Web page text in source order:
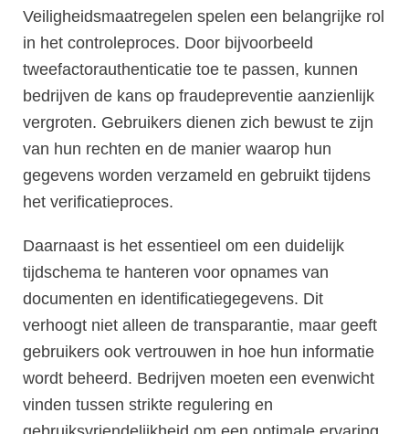
Veiligheidsmaatregelen spelen een belangrijke rol
in het controleproces. Door bijvoorbeeld
tweefactorauthenticatie toe te passen, kunnen
bedrijven de kans op fraudepreventie aanzienlijk
vergroten. Gebruikers dienen zich bewust te zijn
van hun rechten en de manier waarop hun
gegevens worden verzameld en gebruikt tijdens
het verificatieproces.
Daarnaast is het essentieel om een duidelijk
tijdschema te hanteren voor opnames van
documenten en identificatiegegevens. Dit
verhoogt niet alleen de transparantie, maar geeft
gebruikers ook vertrouwen in hoe hun informatie
wordt beheerd. Bedrijven moeten een evenwicht
vinden tussen strikte regulering en